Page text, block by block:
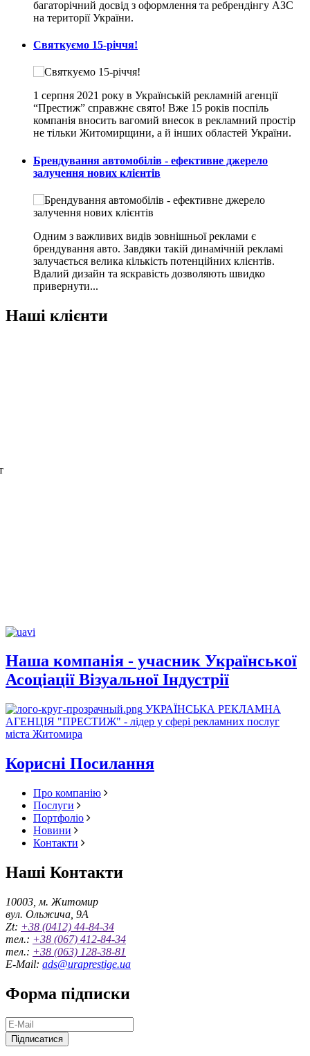
багаторічний досвід з оформлення та ребрендінгу АЗС
на території України.
Святкуємо 15-річчя!
1 серпня 2021 року в Українській рекламній агенції
“Престиж” справжнє свято! Вже 15 років поспіль
компанія вносить вагомий внесок в рекламний простір
не тільки Житомирщини, а й інших областей України.
Брендування автомобілів - ефективне джерело
залучення нових клієнтів
Одним з важливих видів зовнішньої реклами є
брендування авто. Завдяки такій динамічній рекламі
залучається велика кількість потенційних клієнтів.
Вдалий дизайн та яскравість дозволяють швидко
привернути...
Наші клієнти
Наша компанія - учасник Української
Асоціації Візуальної Індустрії
УКРАЇНСЬКА РЕКЛАМНА
АГЕНЦІЯ "ПРЕСТИЖ" - лідер у сфері рекламних послуг
міста Житомира
Корисні Посилання
Про компанію
Послуги
Портфоліо
Новини
Контакти
Наші Контакти
10003, м. Житомир
вул. Ольжича, 9А
Zt: +38 (0412) 44-84-34
тел.: +38 (067) 412-84-34
тел.: +38 (063) 128-38-81
E-Mail: ads@uraprestige.ua
Форма підписки
Підписатися